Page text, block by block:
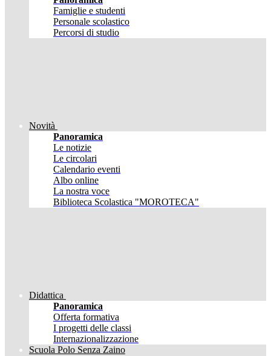
Famiglie e studenti
Personale scolastico
Percorsi di studio
Novità
Panoramica
Le notizie
Le circolari
Calendario eventi
Albo online
La nostra voce
Biblioteca Scolastica "MOROTECA"
Didattica
Panoramica
Offerta formativa
I progetti delle classi
Internazionalizzazione
Scuola Polo Senza Zaino